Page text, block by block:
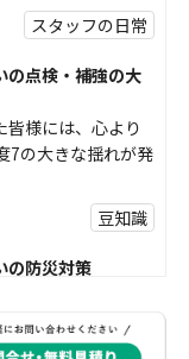
スタッフの日常
の点検・補強の大
様には、心より
7の大きな揺れが発
豆知識
の防災対策
舞い申し上げま